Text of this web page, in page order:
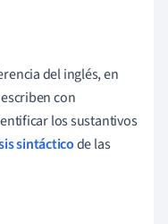
del inglés, en
con
los sustantivos
sintácticode las